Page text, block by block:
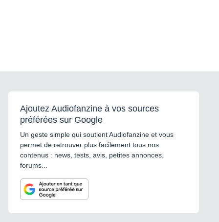
Ajoutez Audiofanzine à vos sources
préférées sur Google
Un geste simple qui soutient Audiofanzine et vous
permet de retrouver plus facilement tous nos
contenus : news, tests, avis, petites annonces,
forums...